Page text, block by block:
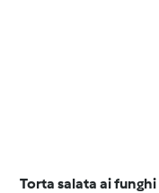
Torta salata ai funghi